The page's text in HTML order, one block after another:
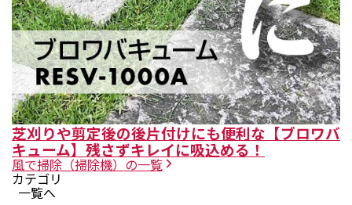
芝刈りや剪定後の後片付けにも便利な【ブロワバ
キューム】残さずキレイに吸込める！
風で掃除（掃除機） の一覧
カテゴリ
一覧へ